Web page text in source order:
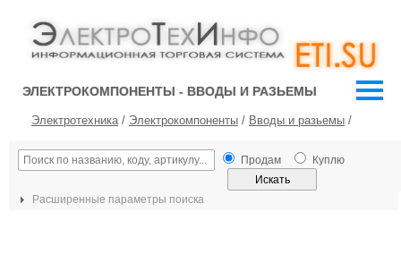
ЭЛЕКТРОКОМПОНЕНТЫ - ВВОДЫ И РАЗЬЕМЫ
Электротехника/ Электрокомпоненты / Вводы и разьемы /
Продам Куплю
Расширенные параметры поиска